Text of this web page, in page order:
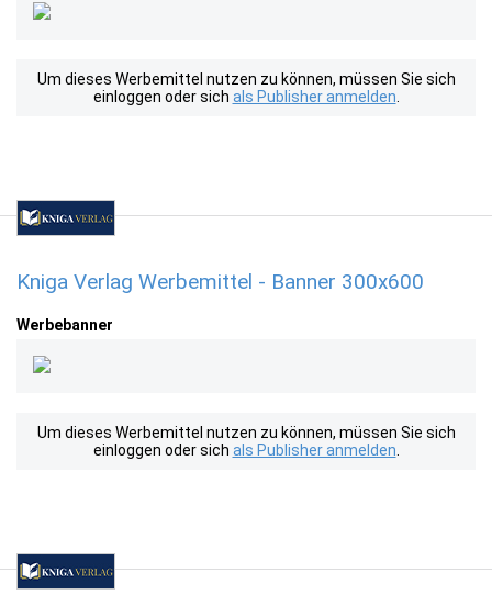
Um dieses Werbemittel nutzen zu können, müssen Sie sich
einloggen oder sich als Publisher anmelden
Kniga Verlag Werbemittel - Banner 300x600
Werbebanner
Um dieses Werbemittel nutzen zu können, müssen Sie sich
einloggen oder sich als Publisher anmelden